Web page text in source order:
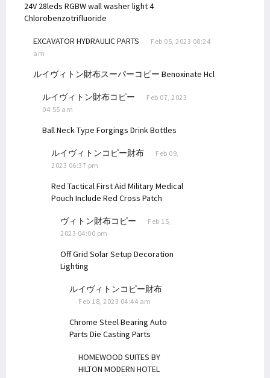
24V 28leds RGBW wall washer light4
Chlorobenzotrifluoride
EXCAVATOR HYDRAULIC PARTS
Feb 05, 2023 08:24
am
ルイヴィトン財布スーパーコピー Benoxinate Hcl
ルイヴィトン財布コピー
Feb 07, 2023
04:55 am
Ball Neck Type Forgings Drink Bottles
ルイヴィトンコピー財布
Feb 09,
2023 06:37 pm
Red Tactical First Aid Military Medical
Pouch Include Red Cross Patch
ヴィトン財布コピー
Feb 15,
2023 04:00 pm
Off Grid Solar Setup Decoration
Lighting
ルイヴィトンコピー財布
Feb 18, 2023 04:44 am
Chrome Steel Bearing Auto
Parts Die Casting Parts
HOMEWOOD SUITES BY
HILTON MODERN HOTEL